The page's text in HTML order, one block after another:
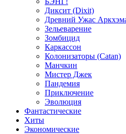
Диксит (Dixit)
Древний Ужас
Зельеварение
Зомбицид
Каркассон
Колонизаторы (Catan)
Манчкин
Мистер Джек
Пандемия
Приключение
Эволюция
Фантастические
Хиты
Экономические